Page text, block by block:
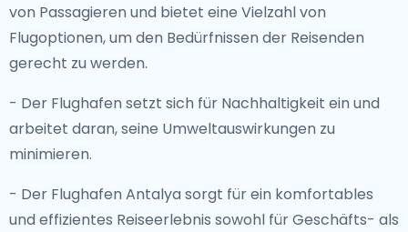
von Passagieren und bietet eine Vielzahl von
Flugoptionen, um den Bedürfnissen der Reisenden
gerecht zu werden.
- Der Flughafen setzt sich für Nachhaltigkeit ein und
arbeitet daran, seine Umweltauswirkungen zu
minimieren.
- Der Flughafen Antalya sorgt für ein komfortables
und effizientes Reiseerlebnis sowohl für Geschäfts- als